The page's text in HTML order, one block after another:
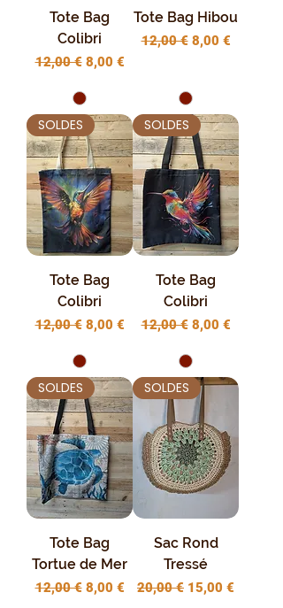
Tote Bag
Colibri
Prix original
12,00 € Prix promotionnel
8,00 €
Tote Bag Hibou
Prix original
12,00 € Prix
8,00 €
SOLDES
Tote Bag
Colibri
Prix original
12,00 € Prix promotionnel
8,00 €
SOLDES
Tote Bag
Colibri
Prix original
12,00 € Prix
8,00 €
SOLDES
Tote Bag
Tortue de Mer
Prix original
12,00 € Prix promotionnel
8,00 €
SOLDES
Sac Rond
Tressé
Prix original
20,00 € Prix
15,00 €